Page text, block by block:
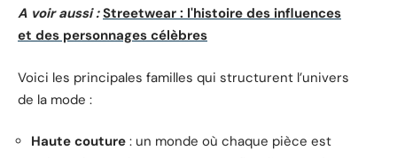
A voir aussi : Streetwear : l'histoire des influences
et des personnages célèbres
Voici les principales familles qui structurent l’univers
de la mode :
Haute couture : un monde où chaque pièce est